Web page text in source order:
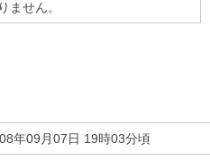
ません。
年09月07日 19時03分頃